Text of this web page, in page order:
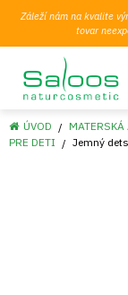
Záleží nám na kvalite
tovar
ÚVOD
PRE DETI
Jemný